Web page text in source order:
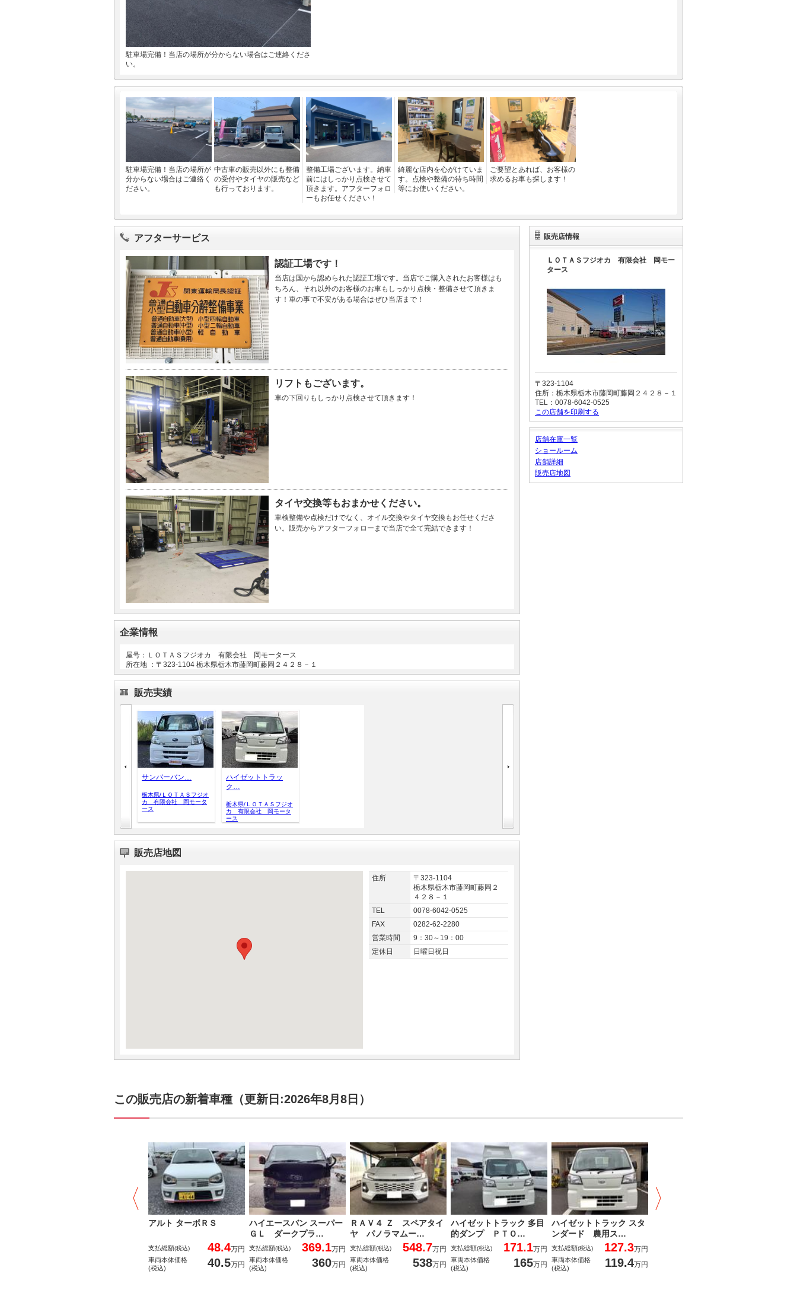
駐車場完備！当店の場所が分からない場合はご連絡くださ
い。
駐車場完備！当店の場所が
分からない場合はご連絡く
ださい。
中古車の販売以外にも整備
の受付やタイヤの販売など
も行っております。
整備工場ございます。納車
前にはしっかり点検させて
頂きます。アフターフォロ
ーもお任せください！
綺麗な店内を心がけていま
す。点検や整備の待ち時間
等にお使いください。
ご要望とあれば、お客様の
求めるお車も探します！
アフターサービス
認証工場です！
当店は国から認められた認証工場です。当店でご購入されたお客様はも
ちろん、それ以外のお客様のお車もしっかり点検・整備させて頂きま
す！車の事で不安がある場合はぜひ当店まで！
リフトもございます。
車の下回りもしっかり点検させて頂きます！
タイヤ交換等もおまかせください。
車検整備や点検だけでなく、オイル交換やタイヤ交換もお任せくださ
い。販売からアフターフォローまで当店で全て完結できます！
企業情報
屋号：ＬＯＴＡＳフジオカ 有限会社 岡モータース
所在地 ：〒 323-1104 栃木県栃木市藤岡町藤岡２４２８－１
販売実績
サンバーバン…
栃木県/ＬＯＴＡＳフジオ
カ 有限会社 岡モータ
ース
ハイゼットトラッ
ク…
栃木県/ＬＯＴＡＳフジオ
カ 有限会社 岡モータ
ース
販売店地図
住所
〒323-1104
栃木県栃木市藤岡町藤岡２
４２８－１
TEL
0078-6042-0525
FAX
0282-62-2280
営業時間
9：30～19：00
定休日
日曜日祝日
販売店情報
ＬＯＴＡＳフジオカ 有限会社 岡モー
タース
〒323-1104
住所：栃木県栃木市藤岡町藤岡２４２８－１
TEL：0078-6042-0525
この店舗を印刷する
店舗在庫一覧
ショールーム
店舗詳細
販売店地図
この販売店の新着車種（更新日:2026年8月8日）
アルト ターボＲＳ
支払総額(税込) 48.4万円
車両本体価格
(税込)
40.5万円
ハイエースバン スーパー
ＧＬ ダークプラ…
支払総額(税込) 369.1万円
車両本体価格
(税込)
360万円
ＲＡＶ４ Ｚ スペアタイ
ヤ パノラマムー…
支払総額(税込) 548.7万円
車両本体価格
(税込)
538万円
ハイゼットトラック 多目
的ダンプ ＰＴＯ…
支払総額(税込) 171.1万円
車両本体価格
(税込)
165万円
ハイゼットトラック スタ
ンダード 農用ス…
支払総額(税込) 127.3万円
車両本体価格
(税込)
119.4万円